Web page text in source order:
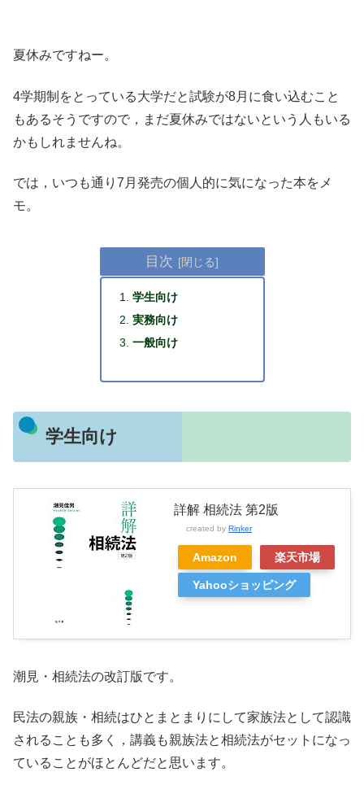
夏休みですねー。
4学期制をとっている大学だと試験が8月に食い込むこと
もあるそうですので，まだ夏休みではないという人もいる
かもしれませんね。
では，いつも通り7月発売の個人的に気になった本をメ
モ。
目次
学生向け
実務向け
一般向け
学生向け
詳解 相続法 第2版
created by Rinker
Amazon 楽天市場
Yahooショッピング
潮見・相続法の改訂版です。
民法の親族・相続はひとまとまりにして家族法として認識
されることも多く，講義も親族法と相続法がセットになっ
ていることがほとんどだと思います。